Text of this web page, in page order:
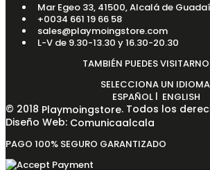
Mar Egeo 33, 41500, Alcalá de
+0034 661 19 66 58
sales@playmoingstore.com
L-V de 9.30-13.30 y 16.30-20.30
TAMBIÉN PUEDES
SELECCIONA UN IDIOMA
ESPAÑOL | ENGLISH
© 2018 Playmoingstore. Todos los
Diseño Web: Comunicaalcala
PAGO 100% SEGURO GARANTIZADO